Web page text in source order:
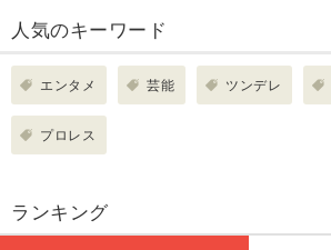
人気のキーワード
エンタメ 芸能 ツンデレ
プロレス
ランキング